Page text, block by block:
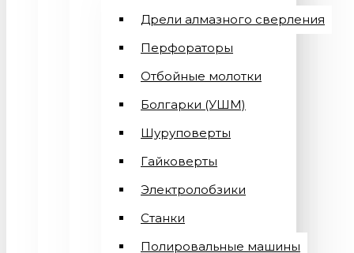
Дрели алмазного сверления
Перфораторы
Отбойные молотки
Болгарки (УШМ)
Шуруповерты
Гайковерты
Электролобзики
Станки
Полировальные машины